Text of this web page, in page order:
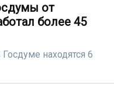
от
более 45
находятся 6